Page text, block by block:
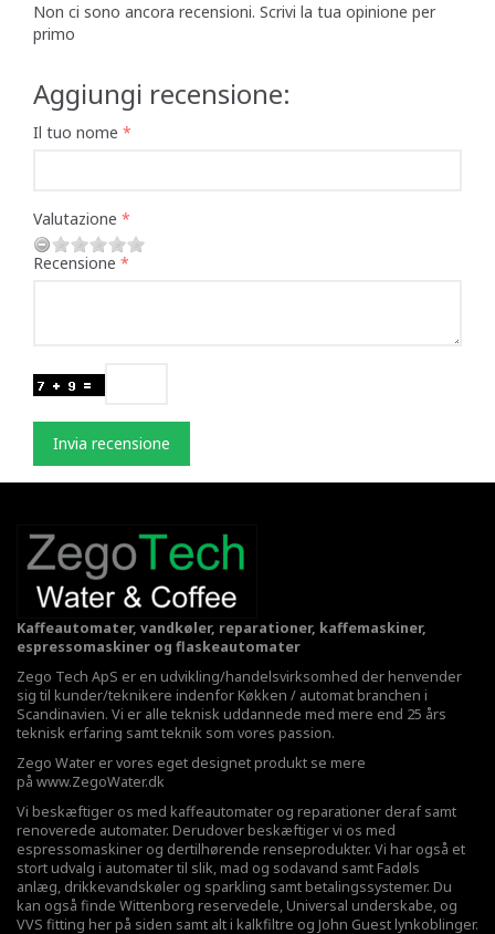
Non ci sono ancora recensioni. Scrivi la tua opinione per
primo
Aggiungi recensione:
Il tuo nome
Valutazione
Recensione
Invia recensione
Kaffeautomater, vandkøler, reparationer, kaffemaskiner,
espressomaskiner og flaskeautomater
Zego Tech ApS er en udvikling/handelsvirksomhed der henvender
sig til kunder/teknikere indenfor Køkken / automat branchen i
Scandinavien. Vi er alle teknisk uddannede med mere end 25 års
teknisk erfaring samt teknik som vores passion.
Zego Water er vores eget designet produkt se mere
på www.ZegoWater.dk
Vi beskæftiger os med kaffeautomater og reparationer deraf samt
renoverede automater. Derudover beskæftiger vi os med
espressomaskiner og dertilhørende renseprodukter. Vi har også et
stort udvalg i automater til slik, mad og sodavand samt Fadøls
anlæg, drikkevandskøler og sparkling samt betalingssystemer. Du
kan også finde Wittenborg reservedele, Universal underskabe, og
VVS fitting her på siden samt alt i kalkfiltre og John Guest lynkoblinger.